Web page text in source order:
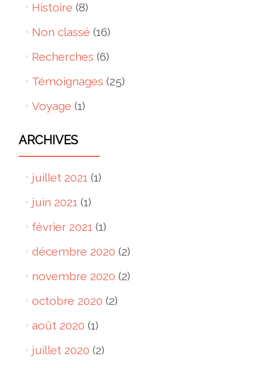
Histoire (8)
Non classé (16)
Recherches (6)
Témoignages (25)
Voyage (1)
ARCHIVES
juillet 2021 (1)
juin 2021 (1)
février 2021 (1)
décembre 2020 (2)
novembre 2020 (2)
octobre 2020 (2)
août 2020 (1)
juillet 2020 (2)